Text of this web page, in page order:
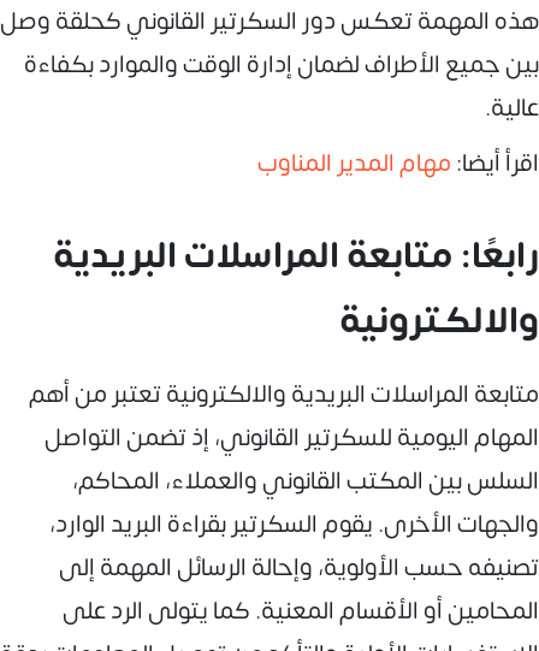
هذه المهمة تعكس دور السكرتير القانوني كحلقة وصل
بين جميع الأطراف لضمان إدارة الوقت والموارد بكفاءة
عالية.
اقرأ أيضا:مهام المدير المناوب
رابعًا: متابعة المراسلات البريدية
والالكترونية
متابعة المراسلات البريدية والالكترونية تعتبر من أهم
المهام اليومية للسكرتير القانوني، إذ تضمن التواصل
السلس بين المكتب القانوني والعملاء، المحاكم،
والجهات الأخرى. يقوم السكرتير بقراءة البريد الوارد،
تصنيفه حسب الأولوية، وإحالة الرسائل المهمة إلى
المحامين أو الأقسام المعنية. كما يتولى الرد على